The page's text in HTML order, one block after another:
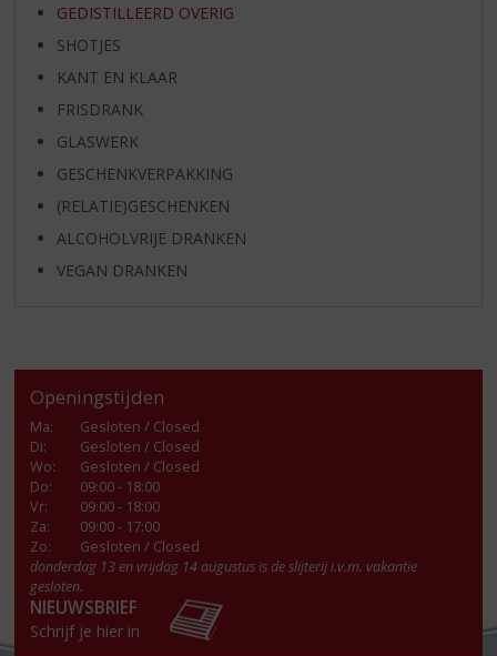
GEDISTILLEERD OVERIG
SHOTJES
KANT EN KLAAR
FRISDRANK
GLASWERK
GESCHENKVERPAKKING
(RELATIE)GESCHENKEN
ALCOHOLVRIJE DRANKEN
VEGAN DRANKEN
Openingstijden
Ma:
Gesloten / Closed
Di:
Gesloten / Closed
Wo:
Gesloten / Closed
Do:
09:00 - 18:00
Vr:
09:00 - 18:00
Za:
09:00 - 17:00
Zo:
Gesloten / Closed
donderdag 13 en vrijdag 14 augustus is de slijterij i.v.m. vakantie
gesloten.
NIEUWSBRIEF
Schrijf je hier in